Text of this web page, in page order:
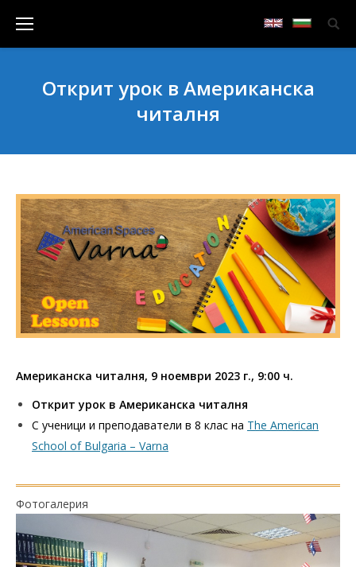
Открит урок в Американска
читалня
Американска читалня, 9 ноември 2023 г., 9:00 ч.
Открит урок в Американска читалня
С ученици и преподаватели в 8 клас на The American
School of Bulgaria – Varna
Фотогалерия